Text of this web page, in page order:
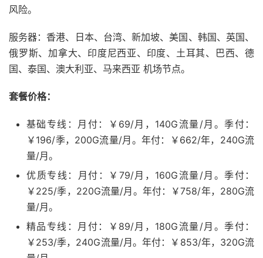
风险。
服务器：香港、日本、台湾、新加坡、美国、韩国、英国、
俄罗斯、加拿大、印度尼西亚、印度、土耳其、巴西、德
国、泰国、澳大利亚、马来西亚 机场节点。
套餐价格：
基础专线：月付：￥69/月，140G流量/月。季付：
￥196/季，200G流量/月。年付：￥662/年，240G流
量/月。
优质专线：月付：￥79/月，160G流量/月。季付：
￥225/季，220G流量/月。年付：￥758/年，280G流
量/月。
精品专线：月付：￥89/月，180G流量/月。季付：
￥253/季，240G流量/月。年付：￥853/年，320G流